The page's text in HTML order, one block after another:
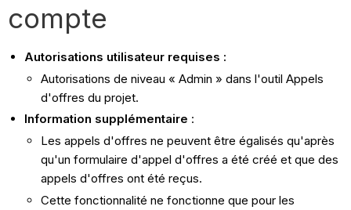
compte
Autorisations utilisateur requises :
Autorisations de niveau « Admin » dans l'outil Appels
d'offres du projet.
Information supplémentaire :
Les appels d'offres ne peuvent être égalisés qu'après
qu'un formulaire d'appel d'offres a été créé et que des
appels d'offres ont été reçus.
Cette fonctionnalité ne fonctionne que pour les